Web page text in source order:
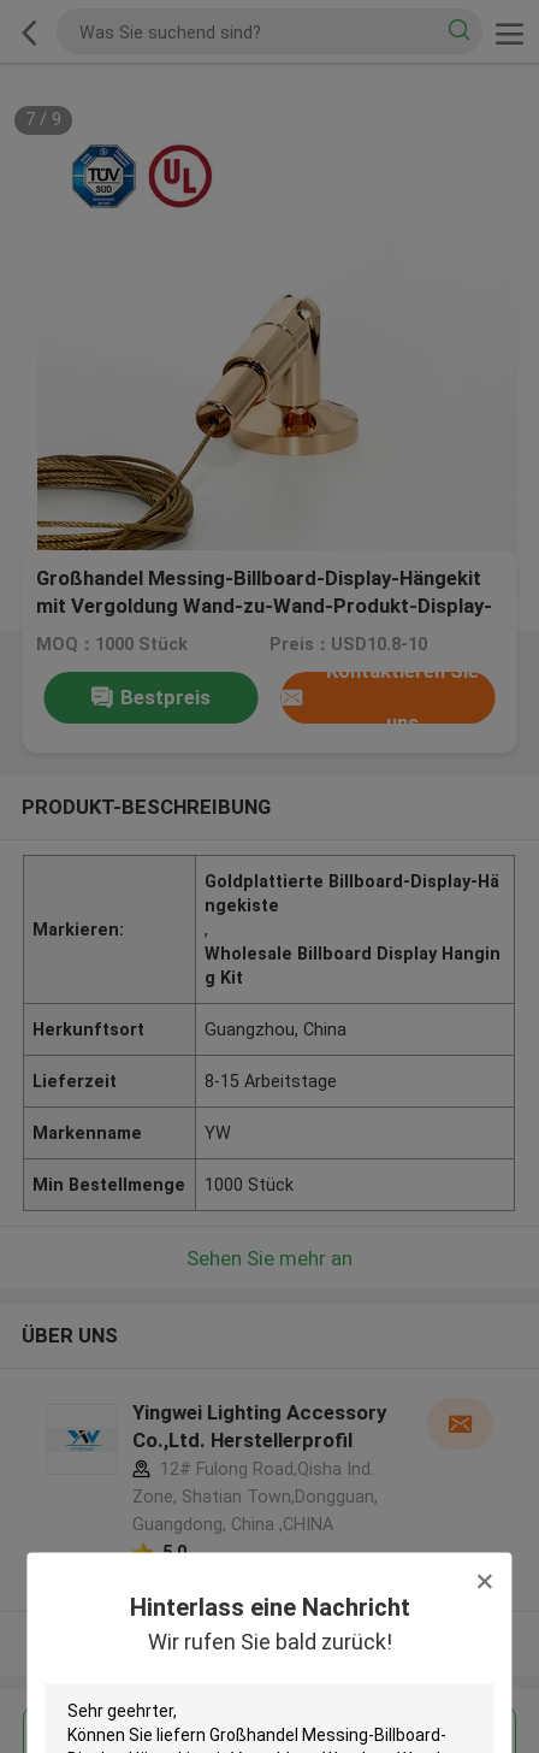
Hinterlass eine Nachricht
Wir rufen Sie bald zurück!
7/ 9
Großhandel Messing-Billboard-Display-Hängekit
mit Vergoldung Wand-zu-Wand-Produkt-Display-
Hängesystem
MOQ：1000 Stück Preis：USD10.8-10
Bestpreis
Kontaktieren Sie
uns
PRODUKT-BESCHREIBUNG
Markieren:
Goldplattierte Billboard-Display-Hä
ngekiste
,
Wholesale Billboard Display Hangin
g Kit
Herkunftsort Guangzhou, China
Lieferzeit 8-15 Arbeitstage
Markenname YW
Min Bestellmenge 1000 Stück
Sehen Sie mehr an
ÜBER UNS
Yingwei Lighting Accessory
Co.,Ltd. Herstellerprofil
12# Fulong Road,Qisha Ind.
Zone, Shatian Town,Dongguan,
Guangdong, China ,CHINA
5.0
Sehen Sie mehr an
Erhalten Sie den besten Preis für